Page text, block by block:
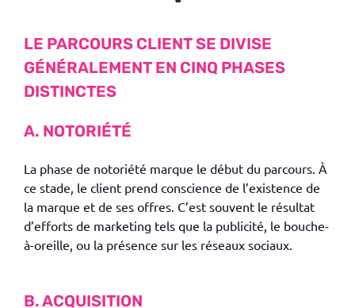
LE PARCOURS CLIENT SE DIVISE
GÉNÉRALEMENT EN CINQ PHASES
DISTINCTES
A. NOTORIÉTÉ
La phase de notoriété marque le début du parcours. À
ce stade, le client prend conscience de l’existence de
la marque et de ses offres. C’est souvent le résultat
d’efforts de marketing tels que la publicité, le bouche-
à-oreille, ou la présence sur les réseaux sociaux.
B. ACQUISITION